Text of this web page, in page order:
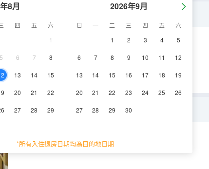
8月
四 五
六
1
5 6 7 8
13 14 15
20 21 22
27 28 29
2026年9月
日 一 二 三 四 五
六
1
2 3 4 5
6 7 8 9 10 11 12
13 14 15 16 17 18 19
20 21 22 23 24 25 26
27 28 29 30
*所有入住退房日期均為目的地日期
城景雙床房(金可兒床墊+親膚床品+全景大落地窗)
空調 電視機
陽光大床房(金可兒床墊+親膚床品+乾濕分離衞浴)
28㎡ 18-19層 空調